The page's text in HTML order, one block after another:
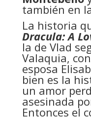
también en
La historia
Dracula: A
la de Vlad
Valaquia,
esposa
bien es la
un amor
asesinada
Entonces el